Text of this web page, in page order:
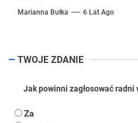
Marianna Bułka 6 Lat Ago
TWOJE ZDANIE
Jak powinni zagłosować radni
Za